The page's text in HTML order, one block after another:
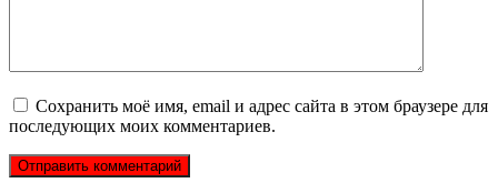
Сохранить моё имя, email и адрес сайта в этом браузере для
последующих моих комментариев.